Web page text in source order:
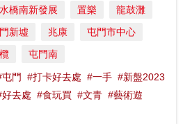
橋南新發展 置樂
龍鼓灘
新墟 兆康
屯門市中心
屯門南
屯門 #打卡好去處 #一手 #新盤2023
好去處 #食玩買 #文青 #藝術遊